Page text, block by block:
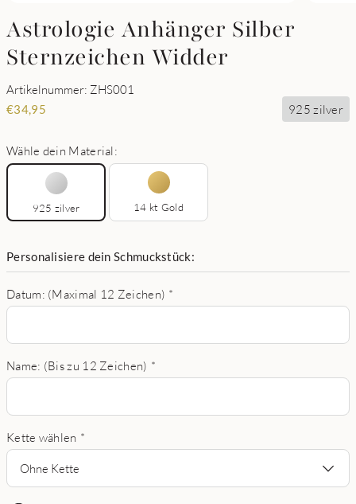
Astrologie Anhänger Silber
Sternzeichen Widder
Artikelnummer: ZHS001
€34,95 925 zilver
Wähle dein Material:
925 zilver 14 kt Gold
Personalisiere dein Schmuckstück:
Datum: (Maximal 12 Zeichen) *
Name: (Bis zu 12 Zeichen) *
Kette wählen *
Ohne Kette